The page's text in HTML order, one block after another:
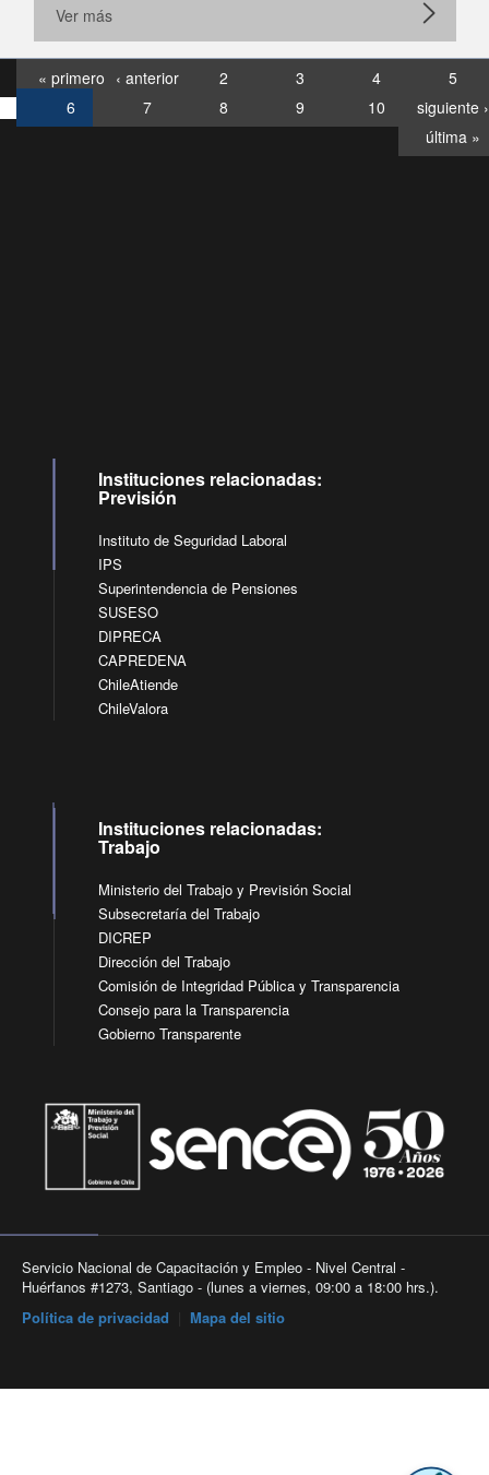
Ver más
« primero ‹ anterior 2 3 4
5
6
7 8 9 10
siguiente ›
última »
Instituciones relacionadas:
Previsión
Instituto de Seguridad Laboral
IPS
Superintendencia de Pensiones
SUSESO
DIPRECA
CAPREDENA
ChileAtiende
ChileValora
Instituciones relacionadas:
Trabajo
Ministerio del Trabajo y Previsión Social
Subsecretaría del Trabajo
DICREP
Dirección del Trabajo
Comisión de Integridad Pública y Transparencia
Consejo para la Transparencia
Gobierno Transparente
Servicio Nacional de Capacitación y Empleo - Nivel Central -
Huérfanos #1273, Santiago - (lunes a viernes, 09:00 a 18:00 hrs.).
Política de privacidad
Mapa del sitio